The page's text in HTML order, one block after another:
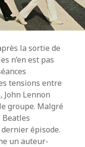
la sortie de
n’en est pas
tensions entre
John Lennon
groupe. Malgré
Beatles
épisode.
un auteur-